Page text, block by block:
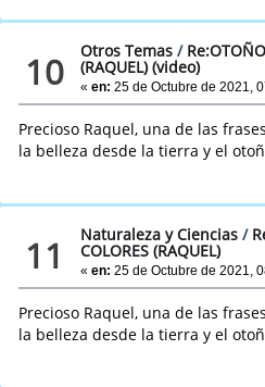
10 Otros Temas /
(RAQUEL) (video)
«en: 25 de Octubre de 2021,
Precioso Raquel, una de las
la belleza desde la tierra y el
11 Naturaleza y Ciencias /
COLORES (RAQUEL)
«en: 25 de Octubre de 2021,
Precioso Raquel, una de las
la belleza desde la tierra y el